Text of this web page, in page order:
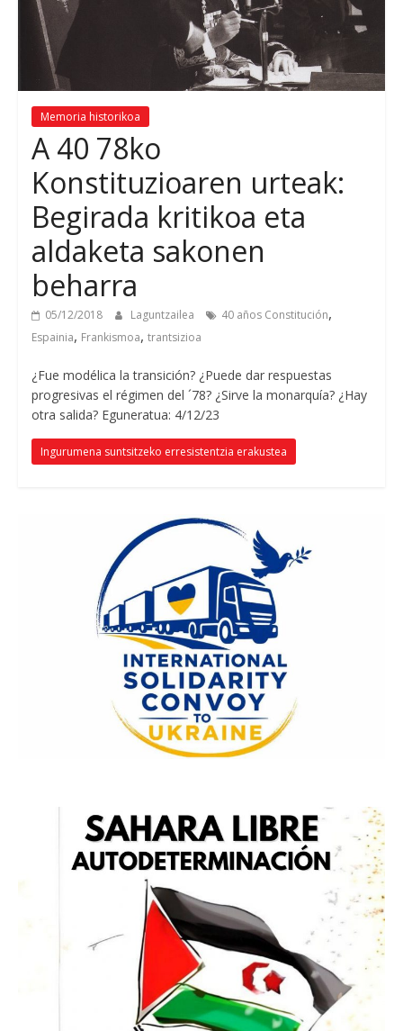
Memoria historikoa
A 40 78ko
Konstituzioaren urteak:
Begirada kritikoa eta
aldaketa sakonen
beharra
05/12/2018 Laguntzailea 40 años Constitución,
Espainia, Frankismoa, trantsizioa
¿Fue modélica la transición? ¿Puede dar respuestas
progresivas el régimen del ´78? ¿Sirve la monarquía? ¿Hay
otra salida? Eguneratua: 4/12/23
Ingurumena suntsitzeko erresistentzia erakustea